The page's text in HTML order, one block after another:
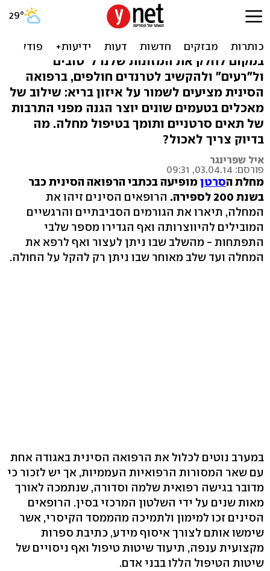
הסינים כבר גילו: מה לאכול
כדי למנוע סרטן
במקום לחלק את המזונות שלנו ל"טובים"
ול"רעים" ולהקשיב לטרנדים חולפים, ברפואה
הסינית מציעים לשמור על איזון בריא: שילוב של
מאכלים בטעמים שונים יוצר הגנה מפני התרבות
של תאים סרטניים ותומך בטיפול מחלה. מה
בדיוק צריך לאכול?
איל שפרינגר
פורסם: 03.04.14, 09:31
מחלת הסרטןמופיעה בכתבי הרפואה הסינית כבר
בשנת 200 לספירה.
הרופאים הסינים זיהו את
המחלה, תיארו את הגורמים הסביבתיים והרגשיים
המובילים להיווצרותה ואף הגדירו מספר שלבי
התפתחות - מהשלב שבו ניתן לעצור ואף לרפא את
המחלה ועד שלב מאוחר שבו ניתן רק להקל על החולה.
במערב נוטים לכלול את הרפואה הסינית באגודה אחת
עם שאר המסורות הרפואיות העממיות, אך יש לזכור כי
מדובר בגישה רפואית שלמה וסדורה, שנתמכה לאורך
מאות שנים על ידי השלטון המרכזי בסין. הרופאים
הסינים זכו למימון ולתמיכה מהממסד הקיסרי, אשר
שימשו אותם לצורך איסוף מידע, כתיבת ספרות
מקצועית ענפה, תיעוד שיטות טיפול ואף ניסויים של
שיטות הטיפול הללו בבני אדם.